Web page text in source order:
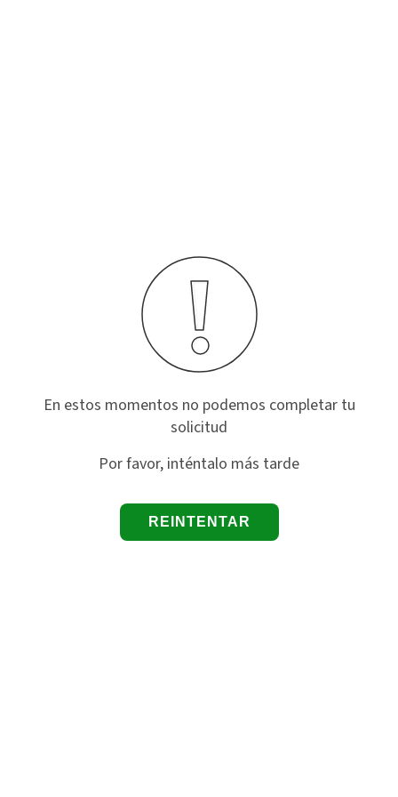
En estos momentos no podemos completar tu
solicitud
Por favor, inténtalo más tarde
REINTENTAR